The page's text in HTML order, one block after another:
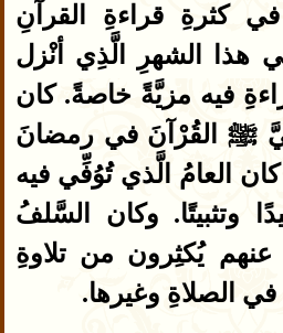
في كثرةِ قراءةِ القرآنِ
هذا الشهرِ الَّذِي أنْزل
فيه مزيَّةً خاصةً. كان
ﷺ القُرْآنَ في رمضانَ
العامُ الَّذي تُوُفِّي فيه
وتثبيتًا. وكان السَّلفُ
عنهم يُكثِرون من تلاوةِ
الصلاةِ وغيرها.